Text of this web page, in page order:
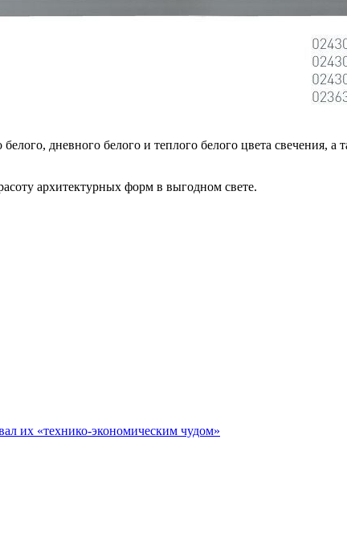
дневного белого и теплого белого цвета
архитектурных форм в выгодном свете.
их «технико-экономическим чудом»